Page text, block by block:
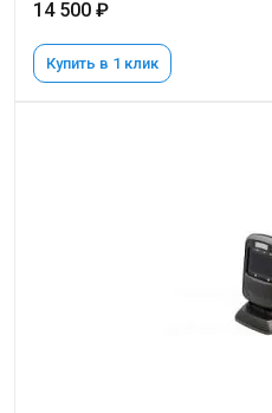
14 500 ₽
Купить в 1 клик